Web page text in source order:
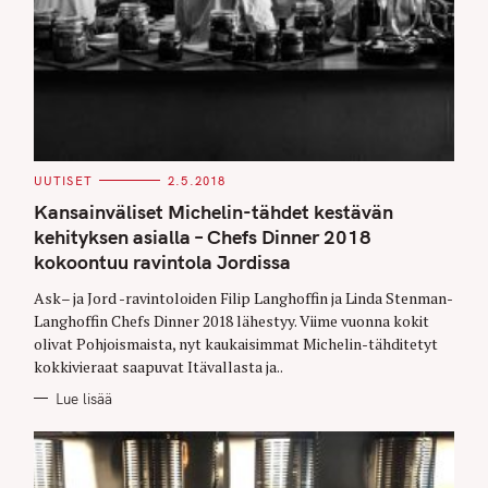
C
T
E
G
O
R
I
S
UUTISET 2.5.2018
Kansainväliset Michelin-tähdet kestävän
kehityksen asialla – Chefs Dinner 2018
kokoontuu ravintola Jordissa
Ask– ja Jord -ravintoloiden Filip Langhoffin ja Linda Stenman-
Langhoffin Chefs Dinner 2018 lähestyy. Viime vuonna kokit
olivat Pohjoismaista, nyt kaukaisimmat Michelin-tähditetyt
kokkivieraat saapuvat Itävallasta ja..
Lue lisää